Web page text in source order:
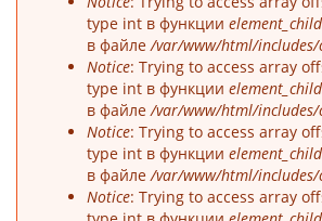
type int в функции
в файле/var/www/html/includes/
Notice: Trying to access array
type int в функции
в файле/var/www/html/includes/
Notice: Trying to access array
type int в функции
в файле/var/www/html/includes/
Notice: Trying to access array